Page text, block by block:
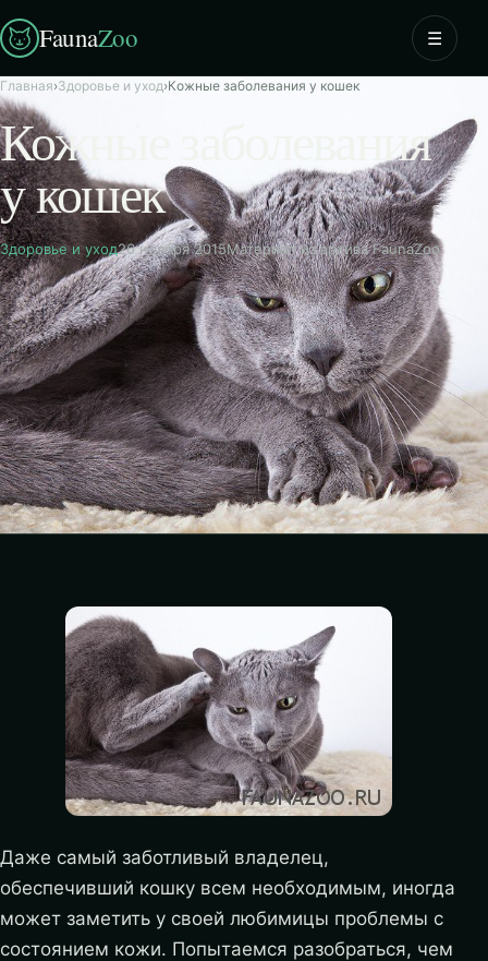
FaunaZoo ☰
Главная›Здоровье и уход›Кожные заболевания у кошек
Кожные заболевания
у кошек
Здоровье и уход26 ноября 2015Материал из архива FaunaZoo
Даже самый заботливый владелец,
обеспечивший кошку всем необходимым, иногда
может заметить у своей любимицы проблемы с
состоянием кожи. Попытаемся разобраться, чем